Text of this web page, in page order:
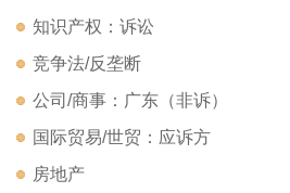
知识产权：诉讼
竞争法/反垄断
公司/商事：广东（非诉）
国际贸易/世贸：应诉方
房地产